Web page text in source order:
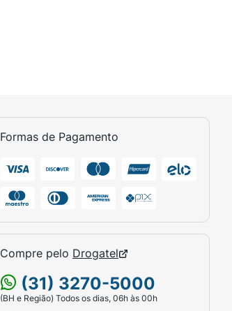
Formas de Pagamento
Compre pelo Drogatel
(31) 3270-5000
(BH e Região) Todos os dias, 06h às 00h